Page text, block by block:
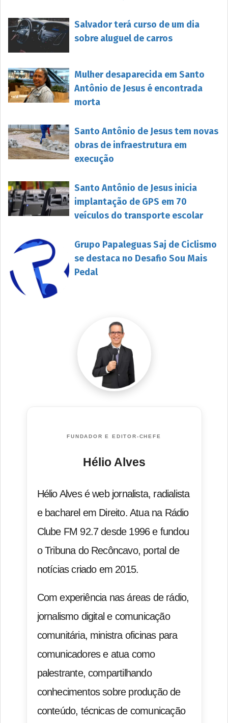
Salvador terá curso de um dia
sobre aluguel de carros
Mulher desaparecida em Santo
Antônio de Jesus é encontrada
morta
Santo Antônio de Jesus tem novas
obras de infraestrutura em
execução
Santo Antônio de Jesus inicia
implantação de GPS em 70
veículos do transporte escolar
Grupo Papaleguas Saj de Ciclismo
se destaca no Desafio Sou Mais
Pedal
FUNDADOR E EDITOR-CHEFE
Hélio Alves
Hélio Alves é web jornalista, radialista
e bacharel em Direito. Atua na Rádio
Clube FM 92.7 desde 1996 e fundou
o Tribuna do Recôncavo, portal de
notícias criado em 2015.
Com experiência nas áreas de rádio,
jornalismo digital e comunicação
comunitária, ministra oficinas para
comunicadores e atua como
palestrante, compartilhando
conhecimentos sobre produção de
conteúdo, técnicas de comunicação